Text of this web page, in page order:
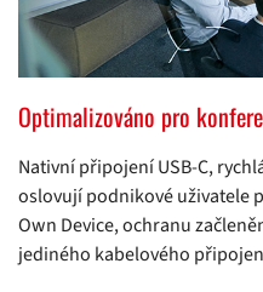
Optimalizováno pro
Nativní připojení USB-C,
oslovují podnikové uživatele
Own Device, ochranu
jediného kabelového